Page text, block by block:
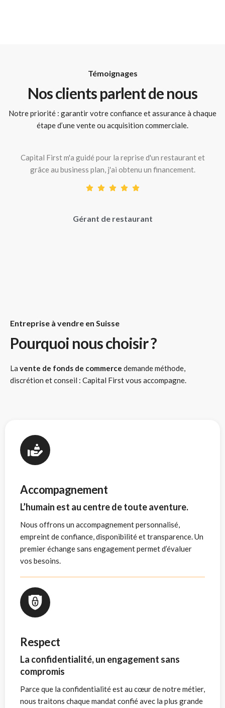
Témoignages
Nos clients parlent de nous
Notre priorité : garantir votre confiance et assurance à chaque
étape d’une vente ou acquisition commerciale.
Gérant de restaurant
Capital First m'a guidé pour la reprise d'un restaurant et
grâce au business plan, j'ai obtenu un financement.
Entreprise à vendre en Suisse
Pourquoi nous choisir ?
La vente de fonds de commerce demande méthode,
discrétion et conseil : Capital First vous accompagne.
Accompagnement
L’humain est au centre de toute aventure.
Nous offrons un accompagnement personnalisé,
empreint de confiance, disponibilité et transparence. Un
premier échange sans engagement permet d’évaluer
vos besoins.
Respect
La confidentialité, un engagement sans
compromis
Parce que la confidentialité est au cœur de notre métier,
nous traitons chaque mandat confié avec la plus grande